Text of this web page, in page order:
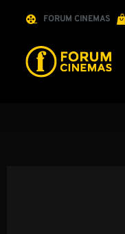
FORUM CINEMAS